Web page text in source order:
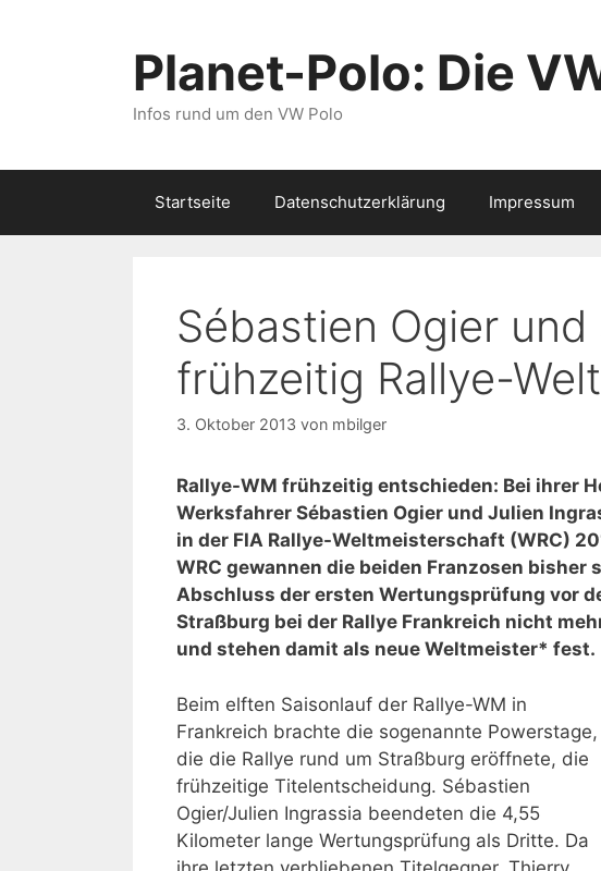
Planet-Polo: Die
Infos rund um den VW Polo
Startseite Datenschutzerklärung Impressum
Sébastien Ogier
frühzeitig Rallye-
3. Oktober 2013 von mbilger
Rallye-WM frühzeitig entschieden: Bei ihrer
Werksfahrer Sébastien Ogier und Julien
in der FIA Rallye-Weltmeisterschaft (WRC)
WRC gewannen die beiden Franzosen bisher
Abschluss der ersten Wertungsprüfung vor
Straßburg bei der Rallye Frankreich nicht
und stehen damit als neue Weltmeister* fest.
Beim elften Saisonlauf der Rallye-WM in
Frankreich brachte die sogenannte Powerstage,
die die Rallye rund um Straßburg eröffnete, die
frühzeitige Titelentscheidung. Sébastien
Ogier/Julien Ingrassia beendeten die 4,55
Kilometer lange Wertungsprüfung als Dritte. Da